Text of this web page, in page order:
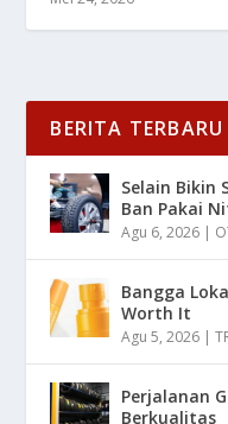
BERITA TERBARU
Selain Bikin
Ban Pakai
Agu 6, 2026 |
Bangga
Worth It
Agu 5, 2026 |
Perjalanan
Berkualitas